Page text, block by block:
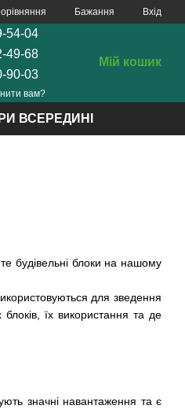
Бажання Вхід
54-04
49-68
90-03
вам?
Мій кошик
ВСЕРЕДИНІ
будівельні блоки на нашому
для зведення
блоків, їх використання та де
значні навантаження та є